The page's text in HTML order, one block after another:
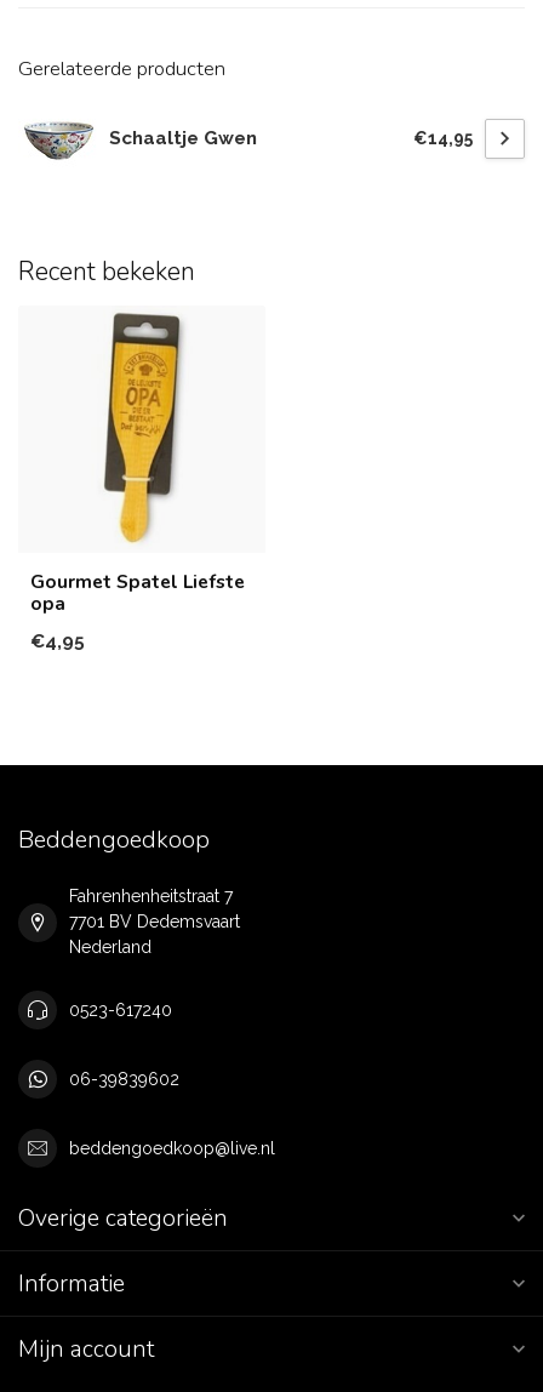
Gerelateerde producten
Schaaltje Gwen €14,95
Recent bekeken
Gourmet Spatel Liefste
opa
€4,95
Beddengoedkoop
Fahrenhenheitstraat 7
7701 BV Dedemsvaart
Nederland
0523-617240
06-39839602
beddengoedkoop@live.nl
Overige categorieën
Informatie
Mijn account